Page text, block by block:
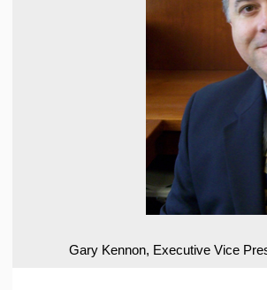
Gary Kennon, Executive Vice